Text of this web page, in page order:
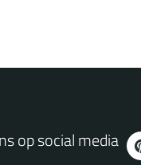
op social media